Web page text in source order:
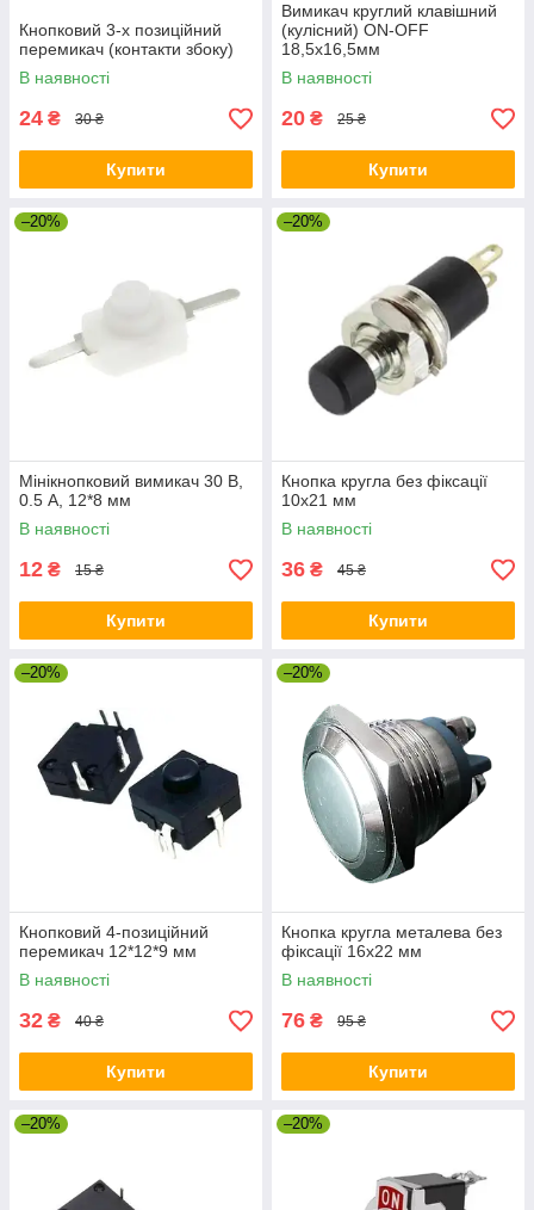
Кнопковий 3-х позиційний
перемикач (контакти збоку)
В наявності
24 ₴ 30 ₴
Купити
Вимикач круглий клавішний
(кулісний) ON-OFF
18,5х16,5мм
В наявності
20 ₴ 25 ₴
Купити
–20%
Мінікнопковий вимикач 30 В,
0.5 А, 12*8 мм
В наявності
12 ₴ 15 ₴
Купити
–20%
Кнопка кругла без фіксації
10х21 мм
В наявності
36 ₴ 45 ₴
Купити
–20%
Кнопковий 4-позиційний
перемикач 12*12*9 мм
В наявності
32 ₴ 40 ₴
Купити
–20%
Кнопка кругла металева без
фіксації 16х22 мм
В наявності
76 ₴ 95 ₴
Купити
–20% –20%